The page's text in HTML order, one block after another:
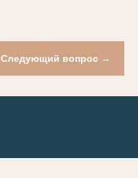
Следующий вопрос →